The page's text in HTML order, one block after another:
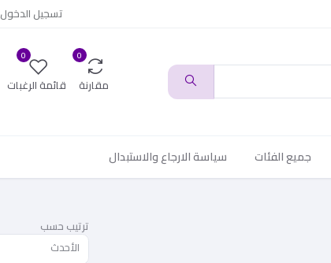
تسجيل الدخول
0
مقارنة
0
قائمة الرغبات
جميع الفئات سياسة الارجاع والاستبدال
ترتيب حسب
الأحدث